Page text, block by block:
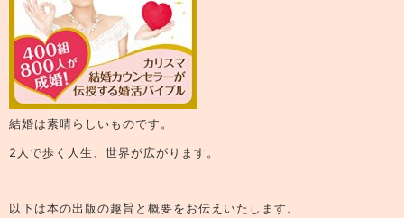
結婚は素晴らしいものです。
2人で歩く人生、世界が広がります。
以下は本の出版の趣旨と概要をお伝えいたします。